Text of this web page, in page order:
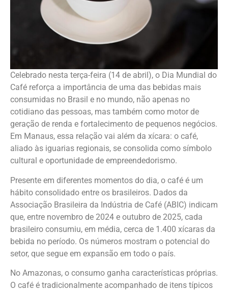
Celebrado nesta terça-feira (14 de abril), o Dia Mundial do
Café reforça a importância de uma das bebidas mais
consumidas no Brasil e no mundo, não apenas no
cotidiano das pessoas, mas também como motor de
geração de renda e fortalecimento de pequenos negócios.
Em Manaus, essa relação vai além da xícara: o café,
aliado às iguarias regionais, se consolida como símbolo
cultural e oportunidade de empreendedorismo.
Presente em diferentes momentos do dia, o café é um
hábito consolidado entre os brasileiros. Dados da
Associação Brasileira da Indústria de Café (ABIC) indicam
que, entre novembro de 2024 e outubro de 2025, cada
brasileiro consumiu, em média, cerca de 1.400 xícaras da
bebida no período. Os números mostram o potencial do
setor, que segue em expansão em todo o país.
No Amazonas, o consumo ganha características próprias.
O café é tradicionalmente acompanhado de itens típicos